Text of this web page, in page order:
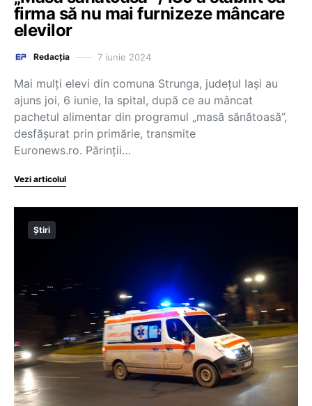
firma să nu mai furnizeze mâncare
elevilor
Redacția 7 iunie 2024
Mai mulți elevi din comuna Strunga, județul Iași au
ajuns joi, 6 iunie, la spital, după ce au mâncat
pachetul alimentar din programul „masă sănătoasă”,
desfășurat prin primărie, transmite
Euronews.ro. Părinții…
Vezi articolul
Știri